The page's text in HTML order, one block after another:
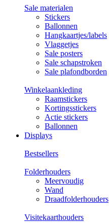
Sale materialen
Stickers
Ballonnen
Hangkaartjes/labels
Vlaggetjes
Sale posters
Sale schapstroken
Sale plafondborden
Winkelaankleding
Raamstickers
Kortingsstickers
Actie stickers
Ballonnen
Displays
Bestsellers
Folderhouders
Meervoudig
Wand
Draadfolderhouders
Visitekaarthouders